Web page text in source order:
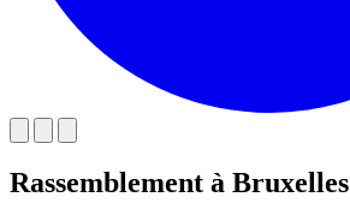
Rassemblement à Bruxelles